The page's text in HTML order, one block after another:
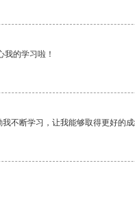
我的学习啦！
不断学习，让我能够取得更好的